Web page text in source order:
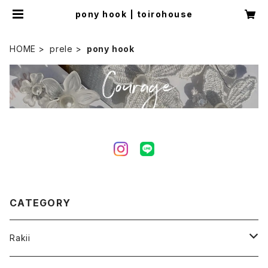
pony hook | toirohouse
HOME prele pony hook
CATEGORY
Rakii